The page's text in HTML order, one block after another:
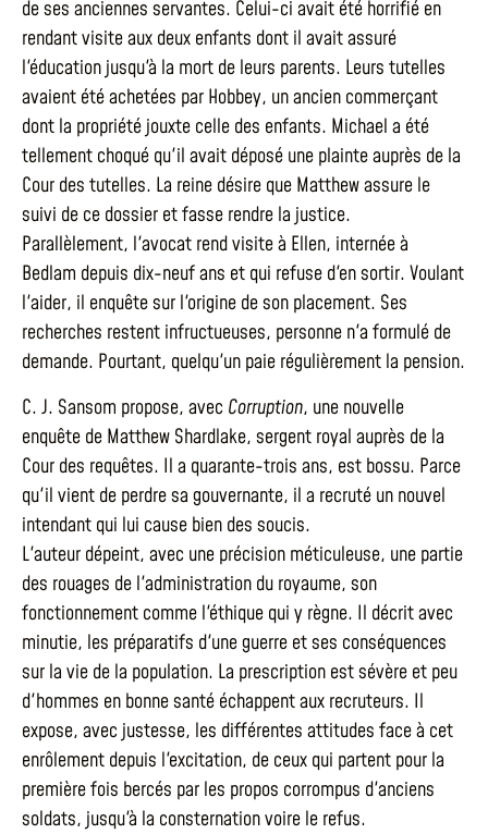
de ses anciennes servantes. Celui-ci avait été horrifié en
rendant visite aux deux enfants dont il avait assuré
l'éducation jusqu'à la mort de leurs parents. Leurs tutelles
avaient été achetées par Hobbey, un ancien commerçant
dont la propriété jouxte celle des enfants. Michael a été
tellement choqué qu'il avait déposé une plainte auprès de la
Cour des tutelles. La reine désire que Matthew assure le
suivi de ce dossier et fasse rendre la justice.
Parallèlement, l'avocat rend visite à Ellen, internée à
Bedlam depuis dix-neuf ans et qui refuse d'en sortir. Voulant
l'aider, il enquête sur l'origine de son placement. Ses
recherches restent infructueuses, personne n'a formulé de
demande. Pourtant, quelqu'un paie régulièrement la pension.
C. J. Sansom propose, avec Corruption, une nouvelle
enquête de Matthew Shardlake, sergent royal auprès de la
Cour des requêtes. Il a quarante-trois ans, est bossu. Parce
qu'il vient de perdre sa gouvernante, il a recruté un nouvel
intendant qui lui cause bien des soucis.
L'auteur dépeint, avec une précision méticuleuse, une partie
des rouages de l'administration du royaume, son
fonctionnement comme l'éthique qui y règne. Il décrit avec
minutie, les préparatifs d'une guerre et ses conséquences
sur la vie de la population. La prescription est sévère et peu
d'hommes en bonne santé échappent aux recruteurs. Il
expose, avec justesse, les différentes attitudes face à cet
enrôlement depuis l'excitation, de ceux qui partent pour la
première fois bercés par les propos corrompus d'anciens
soldats, jusqu'à la consternation voire le refus.